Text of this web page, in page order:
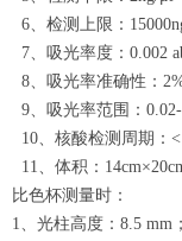
6、检测上限：
7、吸光率度：0.002
8、吸光率准确性：
9、吸光率范围：
10、核酸检测周期：<
11、体积：
比色杯测量时：
1、光柱高度：8.5 mm